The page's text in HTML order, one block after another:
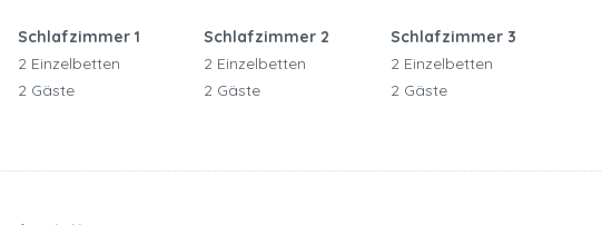
Schlafzimmer 1
2 Einzelbetten
2 Gäste
Schlafzimmer 2
2 Einzelbetten
2 Gäste
Schlafzimmer 3
2 Einzelbetten
2 Gäste